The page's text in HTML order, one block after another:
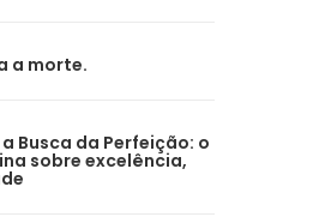
a morte.
Busca da Perfeição: o
sobre excelência,